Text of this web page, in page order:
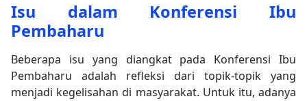
Isu dalam Konferensi Ibu
Pembaharu
Beberapa isu yang diangkat pada Konferensi Ibu
Pembaharu adalah refleksi dari topik-topik yang
menjadi kegelisahan di masyarakat. Untuk itu, adanya